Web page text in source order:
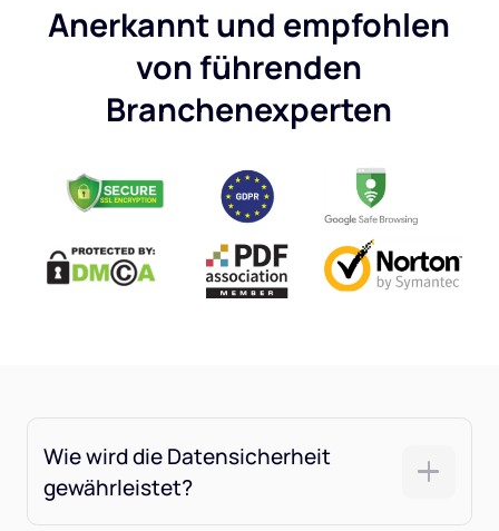
Anerkannt und empfohlen
von führenden
Branchenexperten
Wie wird die Datensicherheit
gewährleistet?